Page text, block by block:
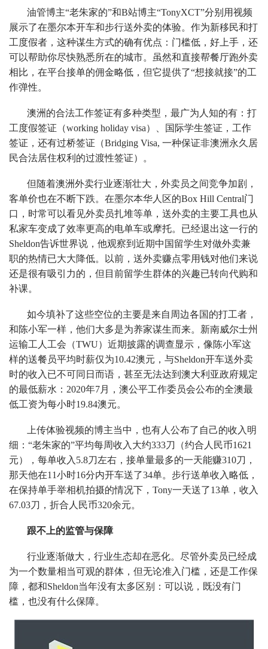
油管博主“老朱家的”和B站博主“TonyXCT”分别用视频
展示了在墨尔本开车和步行送外卖的体验。作为新移民和打
工度假者，这种谋生方式的确有优点：门槛低，好上手，还
可以帮助你尽快熟悉所在的城市。虽然和直接帮餐厅跑外卖
相比，在平台接单的佣金略低，但它提供了“想接就接”的工
作弹性。
澳洲的合法工作签证有多种类型，最广为人知的有：打
工度假签证（working holiday visa）、国际学生签证，工作
签证，还有过桥签证（Bridging Visa, 一种保证非澳洲永久居
民合法居住权利的过渡性签证）。
但随着澳洲外卖行业逐渐壮大，外卖员之间竞争加剧，
客单价也在不断下跌。在墨尔本华人区的Box Hill Central门
口，时常可以看见外卖员扎堆等单，送外卖的主要工具也从
私家车变成了效率更高的电单车或摩托。已经退出这一行的
Sheldon告诉世界说，他观察到近期中国留学生对做外卖兼
职的热情已大大降低。以前，送外卖赚点零用钱对他们来说
还是很有吸引力的，但目前留学生群体的兴趣已转向代购和
补课。
如今填补了这些空位的主要是来自周边各国的打工者，
和陈小军一样，他们大多是为养家谋生而来。新南威尔士州
运输工人工会（TWU）近期披露的调查显示，像陈小军这
样的送餐员平均时薪仅为10.42澳元，与Sheldon开车送外卖
时的收入已不可同日而语，甚至无法达到澳大利亚政府规定
的最低薪水：2020年7月，澳公平工作委员会公布的全澳最
低工资为每小时19.84澳元。
上传体验视频的博主当中，也有人公布了自己的收入明
细：“老朱家的”平均每周收入大约333刀（约合人民币1621
元），每单收入5.8刀左右，接单量最多的一天能赚310刀，
那天他在11小时16分内开车送了34单。步行送单收入略低，
在保持单手举相机拍摄的情况下，Tony一天送了13单，收入
67.03刀，折合人民币320余元。
跟不上的监管与保障
行业逐渐做大，行业生态却在恶化。尽管外卖员已经成
为一个数量相当可观的群体，但无论准入门槛，还是工作保
障，都和Sheldon当年没有太多区别：可以说，既没有门
槛，也没有什么保障。